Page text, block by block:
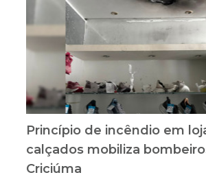
Princípio de incêndio em
calçados mobiliza
Criciúma